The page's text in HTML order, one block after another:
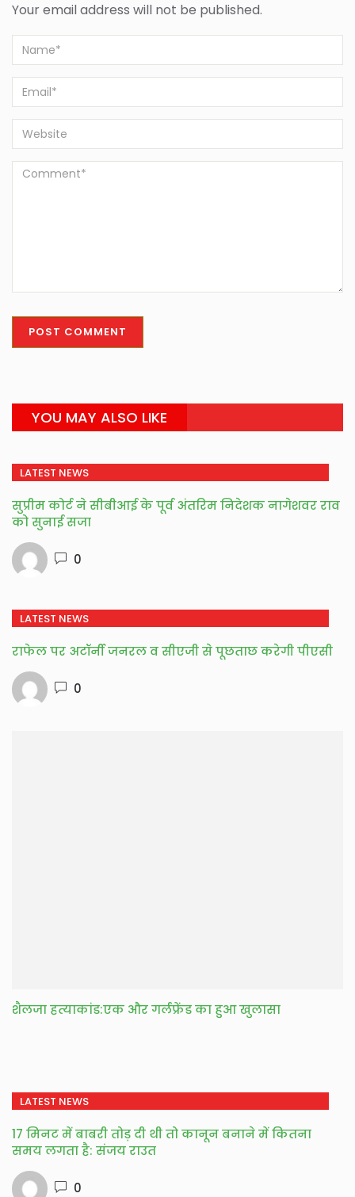
Your email address will not be published.
YOU MAY ALSO LIKE
LATEST NEWS
सुप्रीम कोर्ट ने सीबीआई के पूर्व अंतरिम निदेशक नागेशवर राव
को सुनाई सजा
0
LATEST NEWS
राफेल पर अटॉर्नी जनरल व सीएजी से पूछताछ करेगी पीएसी
0
शैलजा हत्याकांड:एक और गर्लफ्रेंड का हुआ खुलासा
LATEST NEWS
17 मिनट में बाबरी तोड़ दी थी तो कानून बनाने में कितना
समय लगता है: संजय राउत
0